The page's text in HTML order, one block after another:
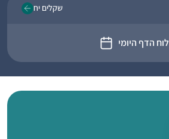
לוח הדף היומי
שקלים יח